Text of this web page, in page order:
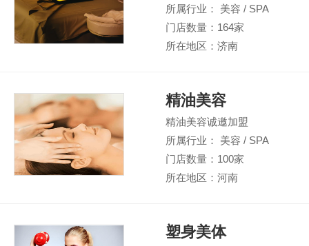
所属行业： 美容 / SPA
门店数量：164家
所在地区：济南
精油美容
精油美容诚邀加盟
所属行业： 美容 / SPA
门店数量：100家
所在地区：河南
塑身美体